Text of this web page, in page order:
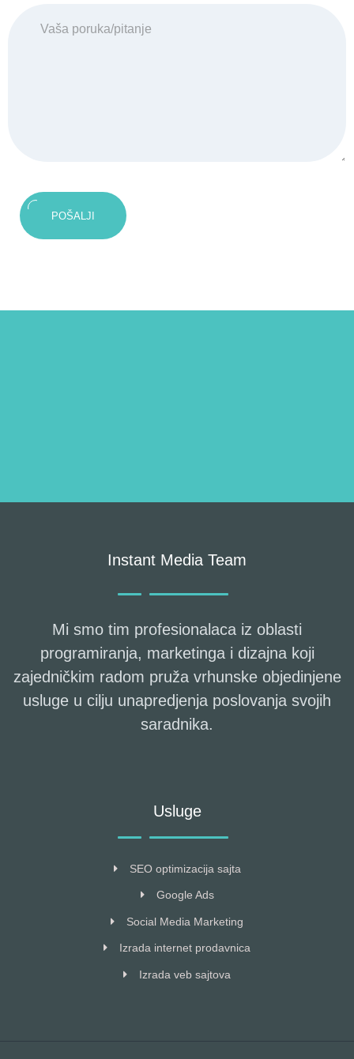
POŠALJI
Instant Media Team
Mi smo tim profesionalaca iz oblasti
programiranja, marketinga i dizajna koji
zajedničkim radom pruža vrhunske objedinjene
usluge u cilju unapredjenja poslovanja svojih
saradnika.
Usluge
SEO optimizacija sajta
Google Ads
Social Media Marketing
Izrada internet prodavnica
Izrada veb sajtova